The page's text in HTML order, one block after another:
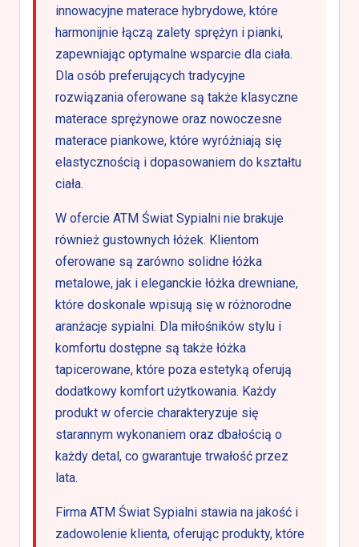
innowacyjne materace hybrydowe, które
harmonijnie łączą zalety sprężyn i pianki,
zapewniając optymalne wsparcie dla ciała.
Dla osób preferujących tradycyjne
rozwiązania oferowane są także klasyczne
materace sprężynowe oraz nowoczesne
materace piankowe, które wyróżniają się
elastycznością i dopasowaniem do kształtu
ciała.
W ofercie ATM Świat Sypialni nie brakuje
również gustownych łóżek. Klientom
oferowane są zarówno solidne łóżka
metalowe, jak i eleganckie łóżka drewniane,
które doskonale wpisują się w różnorodne
aranżacje sypialni. Dla miłośników stylu i
komfortu dostępne są także łóżka
tapicerowane, które poza estetyką oferują
dodatkowy komfort użytkowania. Każdy
produkt w ofercie charakteryzuje się
starannym wykonaniem oraz dbałością o
każdy detal, co gwarantuje trwałość przez
lata.
Firma ATM Świat Sypialni stawia na jakość i
zadowolenie klienta, oferując produkty, które